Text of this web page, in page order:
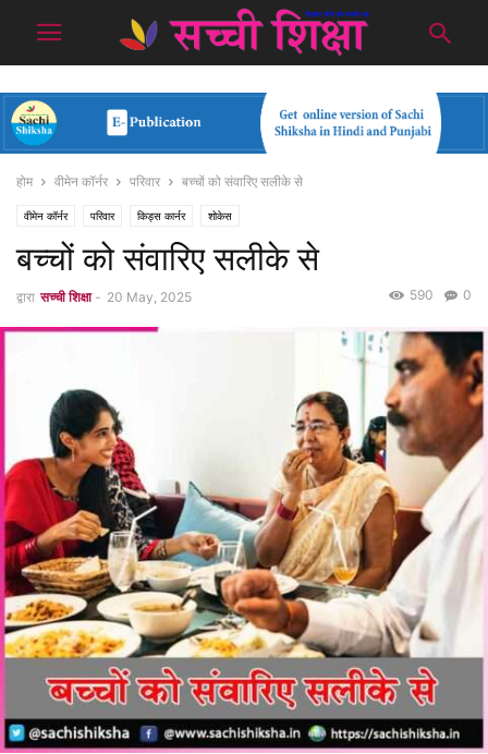
होम वीमेन कॉर्नर परिवार बच्चों को संवारिए सलीके से
वीमेन कॉर्नर परिवार किड्स कार्नर शोकेस
बच्चों को संवारिए सलीके से
द्वारा सच्ची शिक्षा - 20 May, 2025 0
590